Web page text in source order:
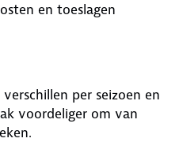
en toeslagen
per seizoen en
voordeliger om van